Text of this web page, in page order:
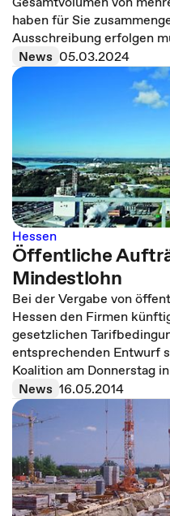
haben für Sie
Ausschreibung erfolgen
News 05.03.2024
Hessen
Öffentliche
Mindestlohn
Bei der Vergabe von
Hessen den Firmen
gesetzlichen
entsprechenden Entwurf
Koalition am Donnerstag
News 16.05.2014